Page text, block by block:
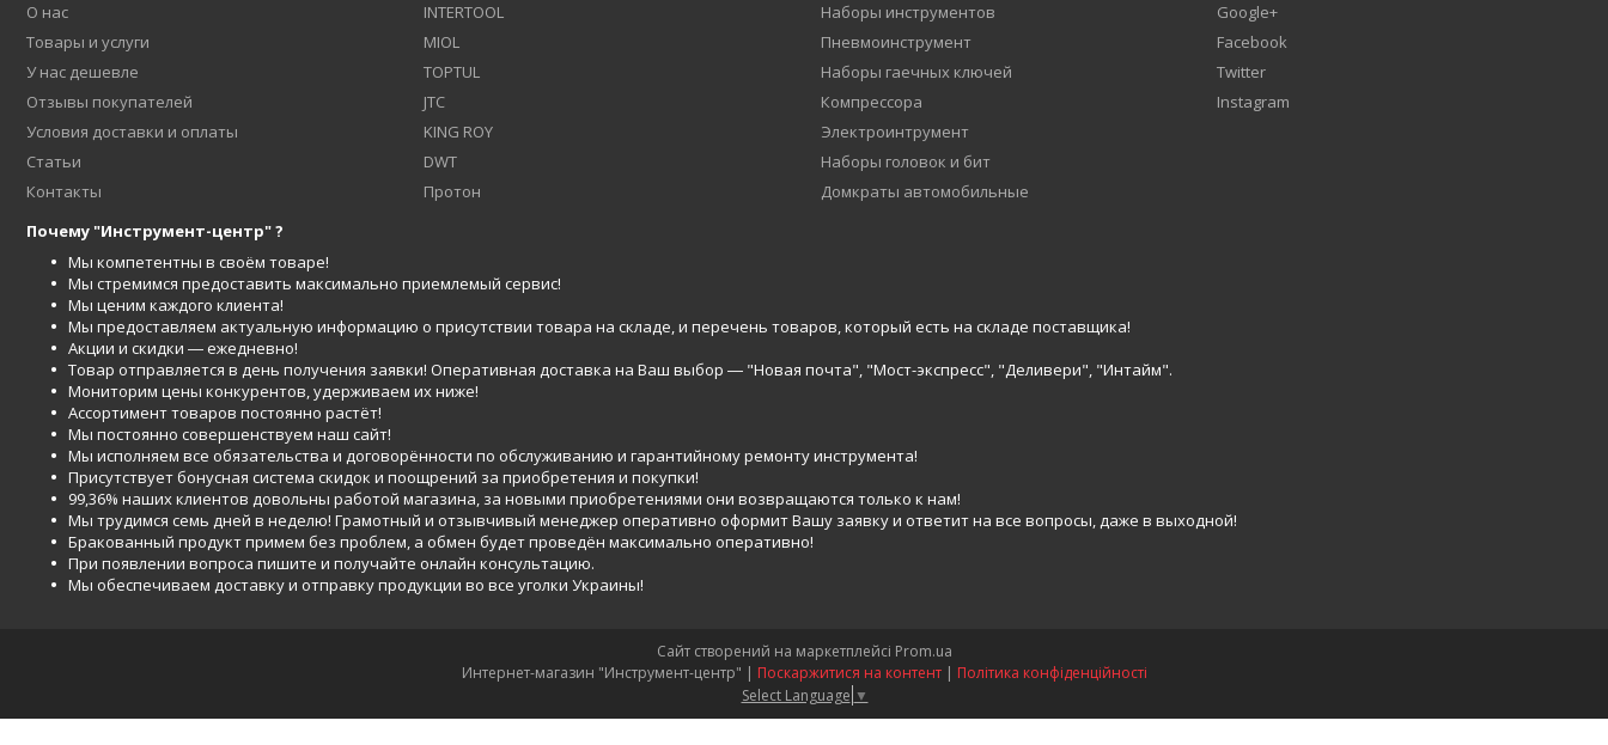
О нас
Товары и услуги
У нас дешевле
Отзывы покупателей
Условия доставки и оплаты
Статьи
Контакты
INTERTOOL
MIOL
TOPTUL
JTC
KING ROY
DWT
Протон
Наборы инструментов
Пневмоинструмент
Наборы гаечных ключей
Компрессора
Электроинтрумент
Наборы головок и бит
Домкраты автомобильные
Google+
Facebook
Twitter
Instagram
Почему "Инструмент-центр" ?
Мы компетентны в своём товаре!
Мы стремимся предоставить максимально приемлемый сервис!
Мы ценим каждого клиента!
Мы предоставляем актуальную информацию о присутствии товара на складе, и перечень товаров, который есть на складе поставщика!
Акции и скидки ― ежедневно!
Товар отправляется в день получения заявки! Оперативная доставка на Ваш выбор ― "Новая почта", "Мост-экспресс", "Деливери", "Интайм".
Мониторим цены конкурентов, удерживаем их ниже!
Ассортимент товаров постоянно растёт!
Мы постоянно совершенствуем наш сайт!
Мы исполняем все обязательства и договорённости по обслуживанию и гарантийному ремонту инструмента!
Присутствует бонусная система скидок и поощрений за приобретения и покупки!
99,36% наших клиентов довольны работой магазина, за новыми приобретениями они возвращаются только к нам!
Мы трудимся семь дней в неделю! Грамотный и отзывчивый менеджер оперативно оформит Вашу заявку и ответит на все вопросы, даже в выходной!
Бракованный продукт примем без проблем, а обмен будет проведён максимально оперативно!
При появлении вопроса пишите и получайте онлайн консультацию.
Мы обеспечиваем доставку и отправку продукции во все уголки Украины!
Сайт створений на маркетплейсі Prom.ua
Интернет-магазин "Инструмент-центр" | Поскаржитися на контент | Політика конфіденційності
Select Language ▼